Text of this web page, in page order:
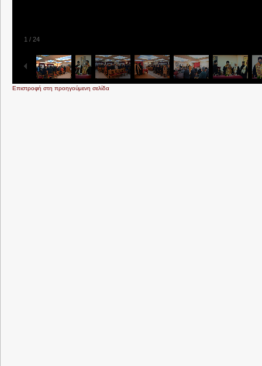
1 / 24
Επιστροφή στη προηγούμενη σελίδα